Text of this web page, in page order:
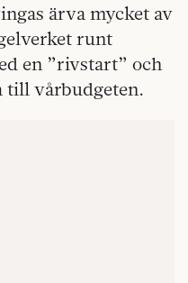
ärva mycket av
runt
en ”rivstart” och
till vårbudgeten.